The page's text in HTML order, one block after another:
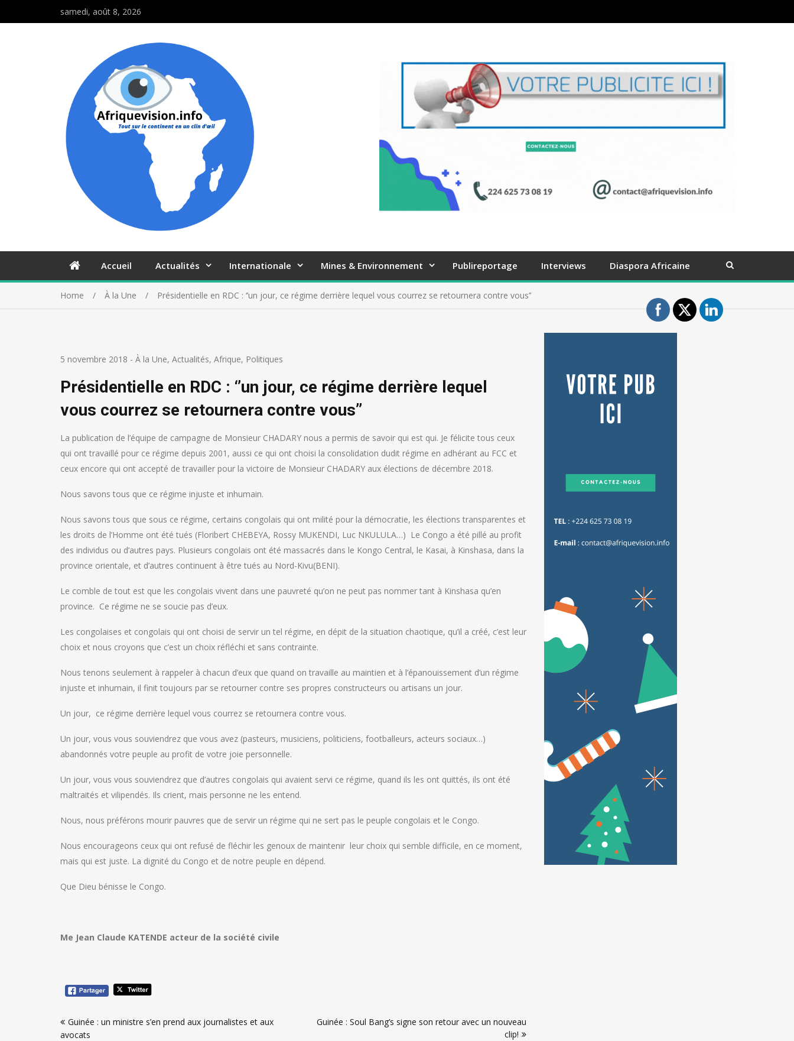
samedi, août 8, 2026
Accueil Actualités Internationale Mines & Environnement Publireportage Interviews Diaspora Africaine
Home À la Une Présidentielle en RDC : ‘’un jour, ce régime derrière lequel vous courrez se retournera contre vous’’
5 novembre 2018 - À la Une, Actualités, Afrique, Politiques
Présidentielle en RDC : ‘’un jour, ce régime derrière lequel
vous courrez se retournera contre vous’’
La publication de l’équipe de campagne de Monsieur CHADARY nous a permis de savoir qui est qui. Je félicite tous ceux
qui ont travaillé pour ce régime depuis 2001, aussi ce qui ont choisi la consolidation dudit régime en adhérant au FCC et
ceux encore qui ont accepté de travailler pour la victoire de Monsieur CHADARY aux élections de décembre 2018.
Nous savons tous que ce régime injuste et inhumain.
Nous savons tous que sous ce régime, certains congolais qui ont milité pour la démocratie, les élections transparentes et
les droits de l’Homme ont été tués (Floribert CHEBEYA, Rossy MUKENDI, Luc NKULULA…) Le Congo a été pillé au profit
des individus ou d’autres pays. Plusieurs congolais ont été massacrés dans le Kongo Central, le Kasai, à Kinshasa, dans la
province orientale, et d’autres continuent à être tués au Nord-Kivu(BENI).
Le comble de tout est que les congolais vivent dans une pauvreté qu’on ne peut pas nommer tant à Kinshasa qu’en
province. Ce régime ne se soucie pas d’eux.
Les congolaises et congolais qui ont choisi de servir un tel régime, en dépit de la situation chaotique, qu’il a créé, c’est leur
choix et nous croyons que c’est un choix réfléchi et sans contrainte.
Nous tenons seulement à rappeler à chacun d’eux que quand on travaille au maintien et à l’épanouissement d’un régime
injuste et inhumain, il finit toujours par se retourner contre ses propres constructeurs ou artisans un jour.
Un jour, ce régime derrière lequel vous courrez se retournera contre vous.
Un jour, vous vous souviendrez que vous avez (pasteurs, musiciens, politiciens, footballeurs, acteurs sociaux…)
abandonnés votre peuple au profit de votre joie personnelle.
Un jour, vous vous souviendrez que d’autres congolais qui avaient servi ce régime, quand ils les ont quittés, ils ont été
maltraités et vilipendés. Ils crient, mais personne ne les entend.
Nous, nous préférons mourir pauvres que de servir un régime qui ne sert pas le peuple congolais et le Congo.
Nous encourageons ceux qui ont refusé de fléchir les genoux de maintenir leur choix qui semble difficile, en ce moment,
mais qui est juste. La dignité du Congo et de notre peuple en dépend.
Que Dieu bénisse le Congo.
Me Jean Claude KATENDE acteur de la société civile
deGuinée : un ministre s’en prend aux journalistes et aux
avocats
Guinée : Soul Bang’s signe son retour avec un nouveau
clip!